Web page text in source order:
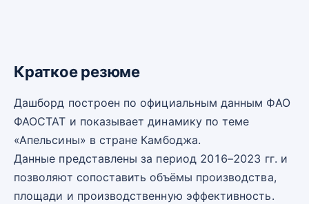
Краткое резюме
Дашборд построен по официальным данным ФАО
ФАОСТАТ и показывает динамику по теме
«Апельсины» в стране Камбоджа.
Данные представлены за период 2016–2023 гг. и
позволяют сопоставить объёмы производства,
площади и производственную эффективность.